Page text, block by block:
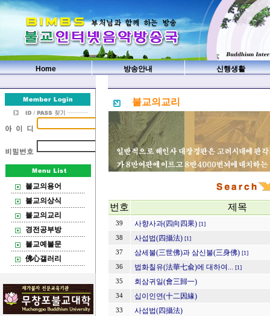
Home 방송안내 신행생활
불교의용어
불교의상식
불교의교리
경전공부방
불교예불문
佛心갤러리
불교의교리
번호 제목
39 사향사과(四向四果) [1]
38 사섭법(四攝法) [1]
37 삼세불(三世佛)과 삼신불(三身佛) [1]
36 법화칠유(法華七兪)에 대하여... [1]
35 회삼귀일(會三歸一)
34 십이인연(十二因緣)
33 사섭법(四攝法)